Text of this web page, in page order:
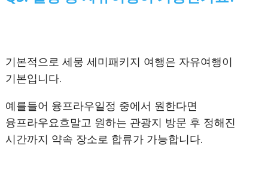
기본적으로 세뭉 세미패키지 여행은 자유여행이
기본입니다.
예를들어 융프라우일정 중에서 원한다면
융프라우요흐말고 원하는 관광지 방문 후 정해진
시간까지 약속 장소로 합류가 가능합니다.